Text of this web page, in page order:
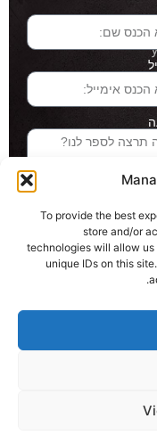
To provide the best
store and/or
technologies will allow
unique IDs on this
שליחה והטופס
בדרך אלינו
מומנטום